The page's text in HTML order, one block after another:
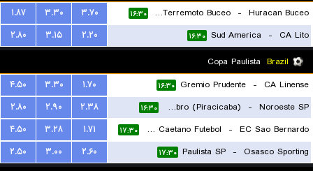
Huracan Buceo
-
CA Terremoto Buceo ۱۶:۳۰ ۳.۷۰ ۳.۳۰
۱.۸۷
CA Lito
-
Sud America ۱۶:۳۰ ۲.۲۰ ۳.۱۵
۲.۸۰
Brazil
CA Linense
-
Gremio Prudente ۱۶:۳۰ ۱.۷۰ ۳.۳۰
۴.۵۰
Noroeste SP
-
EC XV de Novembro (Piracicaba) ۱۶:۳۰ ۲.۳۸ ۲.۹۰
۲.۸۰
EC Sao Bernardo
-
Sao Caetano Futebol ۱۷:۳۰ ۱.۷۱ ۳.۲۸
۴.۵۰
Osasco Sporting
-
Paulista SP ۱۷:۳۰ ۲.۶۰ ۳.۰۰
۲.۵۰